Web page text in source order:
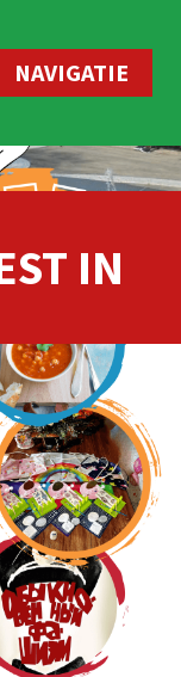
NAVIGATIE
IN